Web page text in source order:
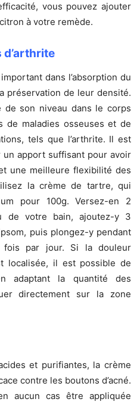
vous pouvez ajouter
à votre remède.
d’arthrite
dans l’absorption du
préservation de leur densité.
de son niveau dans le corps
de maladies osseuses et de
tels que l’arthrite. Il est
un apport suffisant pour avoir
une meilleure flexibilité des
la crème de tartre, qui
pour 100g. Versez-en 2
de votre bain, ajoutez-y 3
puis plongez-y pendant
par jour. Si la douleur
localisée, il est possible de
adaptant la quantité des
directement sur la zone
et purifiantes, la crème
contre les boutons d’acné.
aucun cas être appliquée